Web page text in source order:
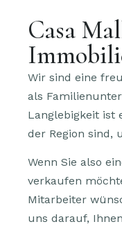
Casa
Wir sind eine
als
Langlebigkeit ist
der Region sind,
Wenn Sie also
verkaufen
Mitarbeiter
uns darauf,